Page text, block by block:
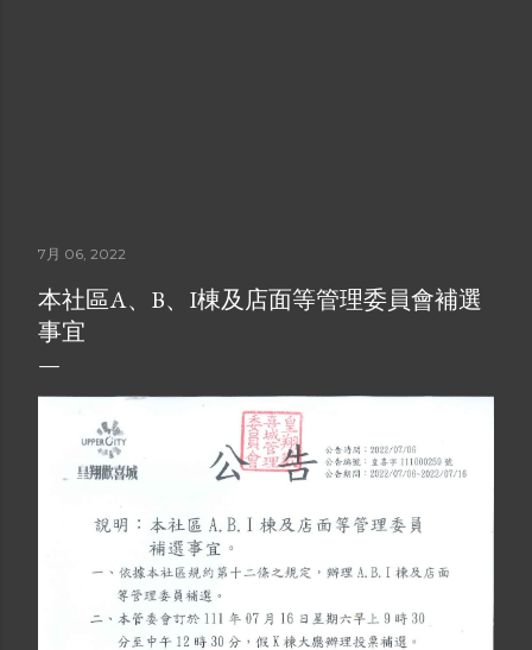
7月 06, 2022
本社區A、B、I棟及店面等管理委員會補選
事宜